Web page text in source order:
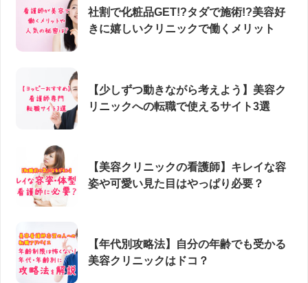
社割で化粧品GET!?タダで施術!?美容好
きに嬉しいクリニックで働くメリット
【少しずつ動きながら考えよう】美容ク
リニックへの転職で使えるサイト3選
【美容クリニックの看護師】キレイな容
姿や可愛い見た目はやっぱり必要？
【年代別攻略法】自分の年齢でも受かる
美容クリニックはドコ？